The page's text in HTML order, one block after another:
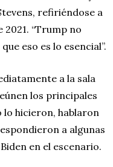
refiriéndose a
“Trump no
eso es lo esencial”.
a la sala
los principales
lo hicieron, hablaron
a algunas
en el escenario.